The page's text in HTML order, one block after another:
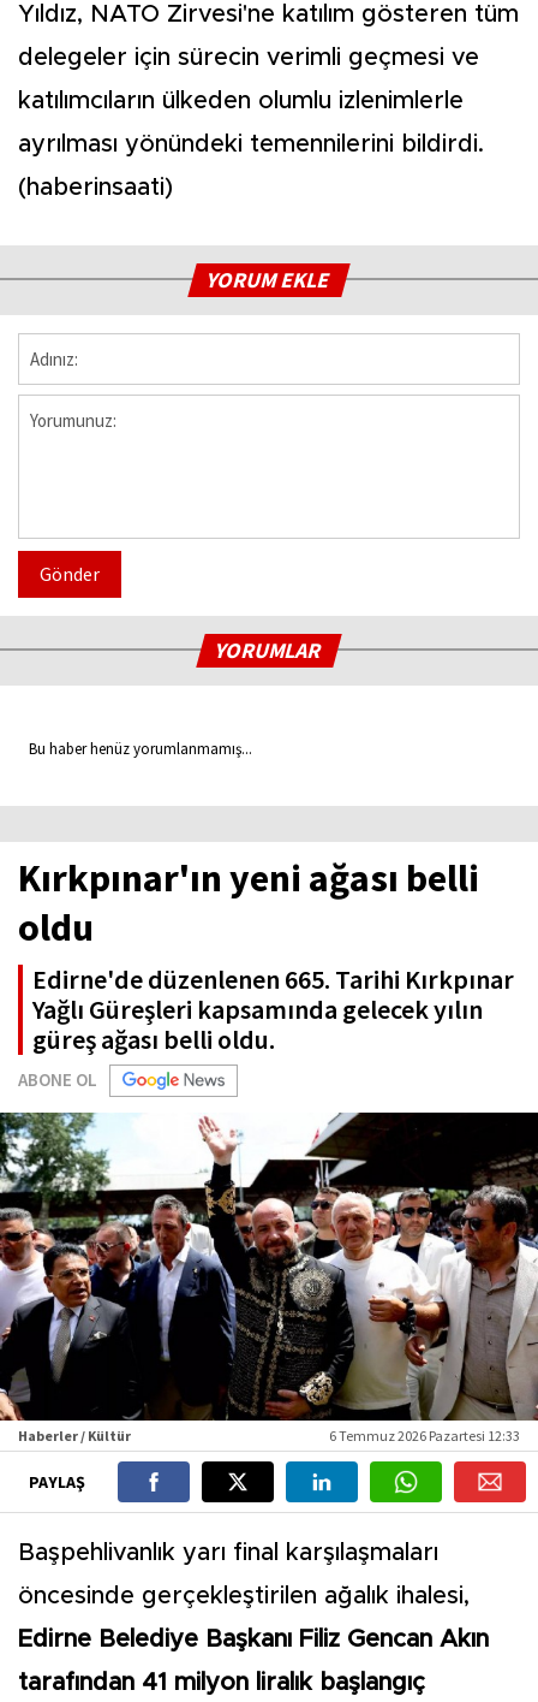
Yıldız, NATO Zirvesi'ne katılım gösteren tüm
delegeler için sürecin verimli geçmesi ve
katılımcıların ülkeden olumlu izlenimlerle
ayrılması yönündeki temennilerini bildirdi.
(haberinsaati)
YORUM EKLE
Gönder
YORUMLAR
Bu haber henüz yorumlanmamış...
Kırkpınar'ın yeni ağası belli
oldu
Edirne'de düzenlenen 665. Tarihi Kırkpınar
Yağlı Güreşleri kapsamında gelecek yılın
güreş ağası belli oldu.
ABONE OL
Haberler / Kültür 6 Temmuz 2026 Pazartesi 12:33
PAYLAŞ
Başpehlivanlık yarı final karşılaşmaları
öncesinde gerçekleştirilen ağalık ihalesi,
Edirne Belediye Başkanı Filiz Gencan Akın
tarafından 41 milyon liralık başlangıç